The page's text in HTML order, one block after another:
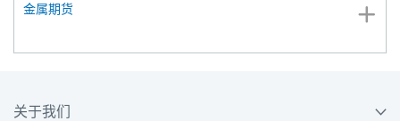
金属期货
关于我们